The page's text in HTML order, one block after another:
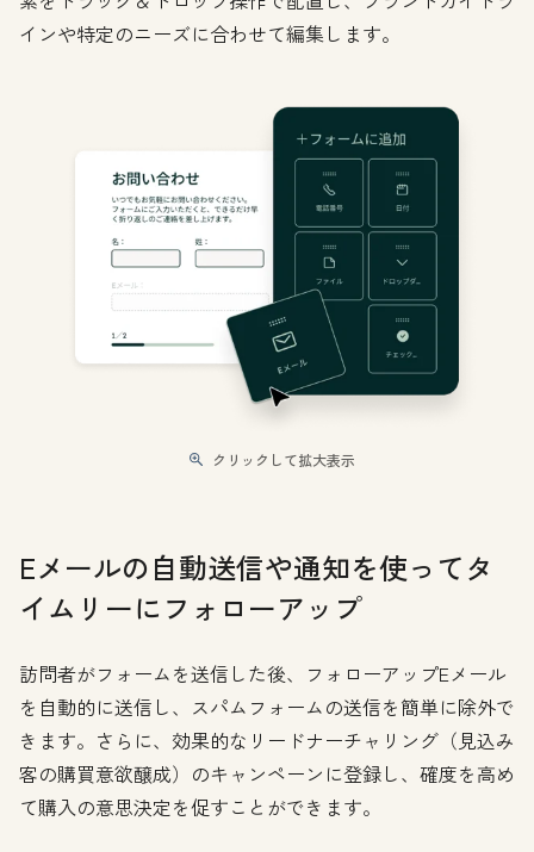
インや特定のニーズに合わせて編集します。
クリックして拡大表示
Eメールの自動送信や通知を使ってタ
イムリーにフォローアップ
訪問者がフォームを送信した後、フォローアップEメール
を自動的に送信し、スパムフォームの送信を簡単に除外で
きます。さらに、効果的なリードナーチャリング（見込み
客の購買意欲醸成）のキャンペーンに登録し、確度を高め
て購入の意思決定を促すことができます。